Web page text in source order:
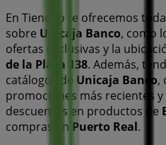
En Tiendeo te ofrecemos
sobre Unicaja Banco, como
ofertas exclusivas y la
de la Plaza 138. Además,
catálogos de Unicaja Banco,
promociones más recientes
descuentos en productos de
compras en Puerto Real.